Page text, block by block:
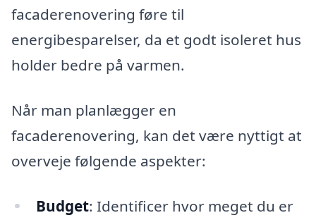
facaderenovering føre til
energibesparelser, da et godt isoleret hus
holder bedre på varmen.
Når man planlægger en
facaderenovering, kan det være nyttigt at
overveje følgende aspekter:
Budget: Identificer hvor meget du er